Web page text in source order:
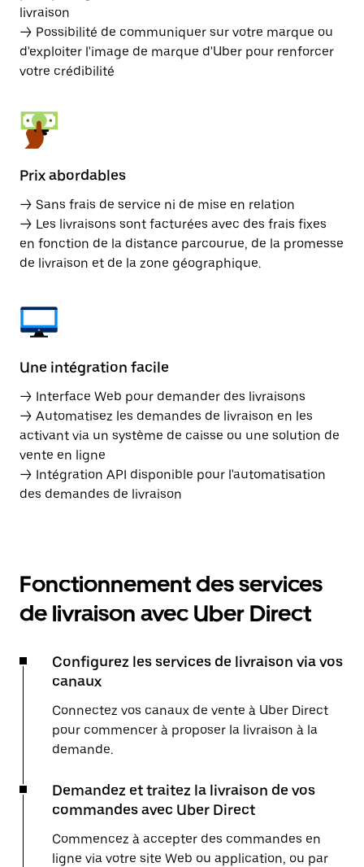
livraison
→ Possibilité de communiquer sur votre marque ou
d'exploiter l'image de marque d'Uber pour renforcer
votre crédibilité
Prix abordables
→ Sans frais de service ni de mise en relation
→ Les livraisons sont facturées avec des frais fixes
en fonction de la distance parcourue, de la promesse
de livraison et de la zone géographique.
Une intégration facile
→ Interface Web pour demander des livraisons
→ Automatisez les demandes de livraison en les
activant via un système de caisse ou une solution de
vente en ligne
→ Intégration API disponible pour l'automatisation
des demandes de livraison
Fonctionnement des services
de livraison avec Uber Direct
Configurez les services de livraison via vos
canaux
Connectez vos canaux de vente à Uber Direct
pour commencer à proposer la livraison à la
demande.
Demandez et traitez la livraison de vos
commandes avec Uber Direct
Commencez à accepter des commandes en
ligne via votre site Web ou application, ou par